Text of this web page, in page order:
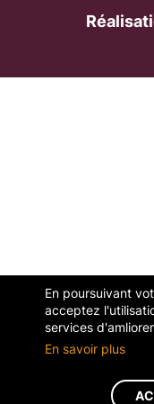
En poursuivant
acceptez
services
En savoir plus